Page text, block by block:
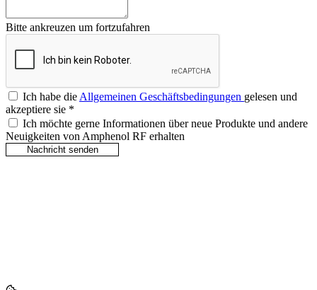
Bitte ankreuzen um fortzufahren
Ich habe dieAllgemeinen Geschäftsbedingungen gelesen und
akzeptiere sie *
Ich möchte gerne Informationen über neue Produkte und andere
Neuigkeiten von Amphenol RF erhalten